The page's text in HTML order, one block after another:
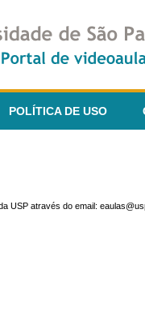
POLÍTICA DE USO
USP através do email: